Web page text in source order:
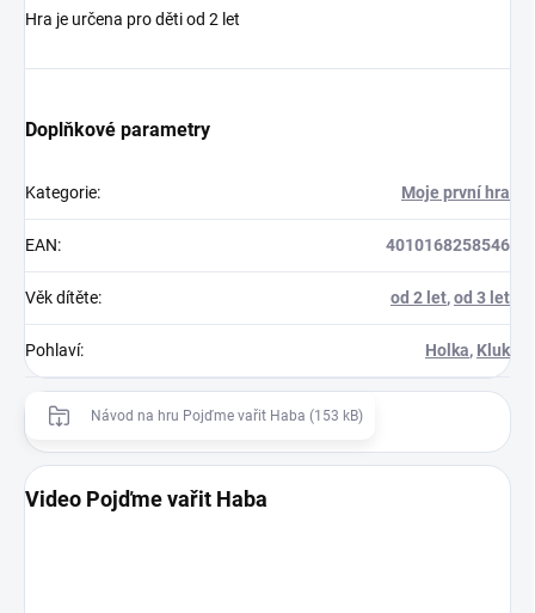
Hra je určena pro děti od 2 let
Doplňkové parametry
Kategorie: Moje první hra
EAN: 4010168258546
Věk dítěte: od 2 let,od 3 let
Pohlaví: Holka, Kluk
Návod na hru Pojďme vařit Haba (153 kB)
Video Pojďme vařit Haba